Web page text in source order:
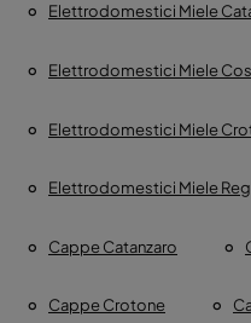
Elettrodomestici Miele
Elettrodomestici Miele
Elettrodomestici Miele
Elettrodomestici Miele
Cappe Catanzaro
Cappe Crotone